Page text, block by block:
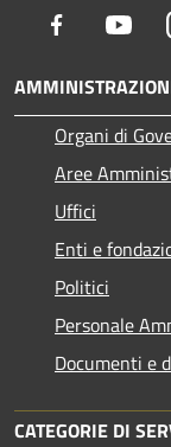
Facebook
Organi di
Aree
Uffici
Enti e
Politici
Personale
Documenti e
CATEGORIE DI